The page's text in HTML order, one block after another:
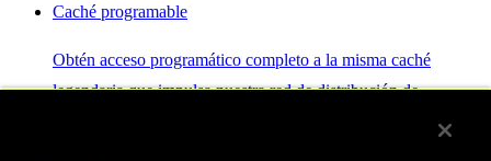
Caché programable
Obtén acceso programático completo a la misma caché
legendaria que impulsa nuestra red de distribución de